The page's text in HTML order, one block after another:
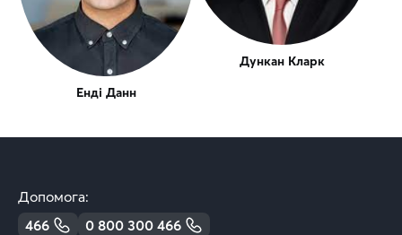
Енді Данн
Дункан Кларк
Допомога:
466
0 800 300 466